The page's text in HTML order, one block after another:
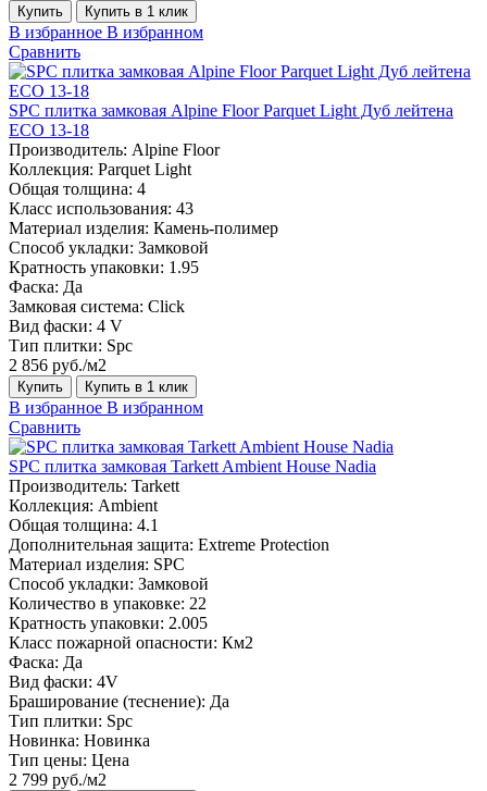
Купить Купить в 1 клик
В избранное В избранном
Сравнить
SPC плитка замковая Alpine Floor Parquet Light Дуб лейтена
ЕСО 13-18
Производитель: Alpine Floor
Коллекция: Parquet Light
Общая толщина: 4
Класс использования: 43
Материал изделия: Камень-полимер
Способ укладки: Замковой
Кратность упаковки: 1.95
Фаска: Да
Замковая система: Click
Вид фаски: 4 V
Тип плитки: Spc
2 856 руб./м2
Купить Купить в 1 клик
В избранное В избранном
Сравнить
SPC плитка замковая Tarkett Ambient House Nadia
Производитель: Tarkett
Коллекция: Ambient
Общая толщина: 4.1
Дополнительная защита: Extreme Protection
Материал изделия: SPC
Способ укладки: Замковой
Количество в упаковке: 22
Кратность упаковки: 2.005
Класс пожарной опасности: Км2
Фаска: Да
Вид фаски: 4V
Браширование (теснение): Да
Тип плитки: Spc
Новинка: Новинка
Тип цены: Цена
2 799 руб./м2